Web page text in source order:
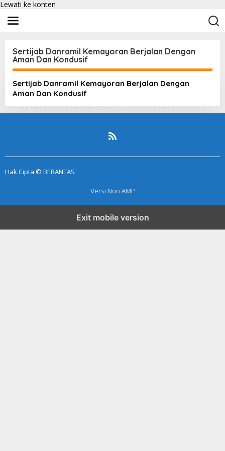
Lewati ke konten
Sertijab Danramil Kemayoran Berjalan Dengan
Aman Dan Kondusif
Sertijab Danramil Kemayoran Berjalan Dengan
Aman Dan Kondusif
Hak Cipta © BERANTAS
Versi Non AMP
Exit mobile version